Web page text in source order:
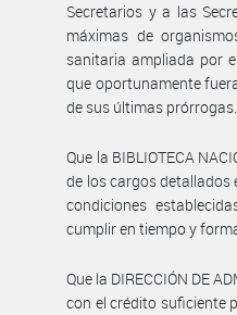
Secretarios y a las
máximas de
sanitaria ampliada por
que oportunamente
de sus últimas prórrogas.
Que la BIBLIOTECA
de los cargos detallados
condiciones
cumplir en tiempo y
Que la DIRECCIÓN DE
con el crédito suficiente